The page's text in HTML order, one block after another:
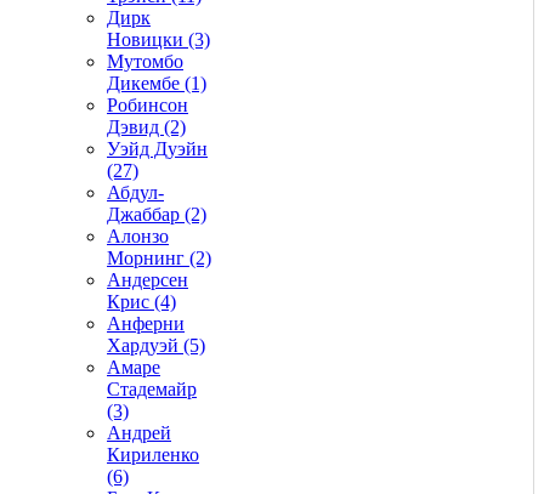
Дирк
Новицки (3)
Мутомбо
Дикембе (1)
Робинсон
Дэвид (2)
Уэйд Дуэйн
(27)
Абдул-
Джаббар (2)
Алонзо
Морнинг (2)
Андерсен
Крис (4)
Анферни
Xардуэй (5)
Амаре
Стадемайр
(3)
Андрей
Кириленко
(6)